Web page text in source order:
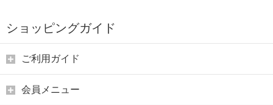
ショッピングガイド
ご利用ガイド
会員メニュー